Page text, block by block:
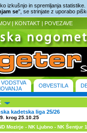
izkušnjo in spremljanja statistike.
se", se strinjate z uporabo
| KONTAKT | POVEZAVE
OBVESTILA
kadetska liga 25/26
krog 25.10.25
Mozirje - NK Ljubno - NK Šentjur